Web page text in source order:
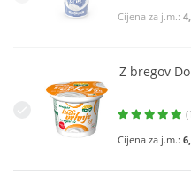
Cijena za j.m.:
Z bregov
Cijena za j.m.: